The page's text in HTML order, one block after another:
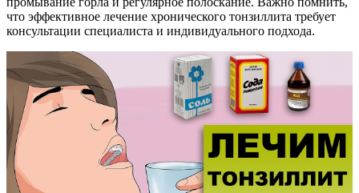
что эффективное лечение хронического тонзиллита требует
консультации специалиста и индивидуального подхода.